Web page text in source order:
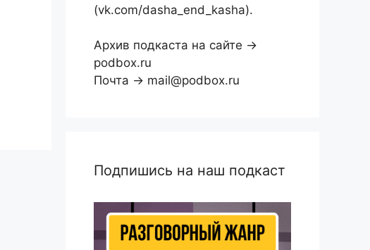
(vk.com/dasha_end_kasha).
Архив подкаста на сайте →
podbox.ru
Почта → mail@podbox.ru
Подпишись на наш подкаст